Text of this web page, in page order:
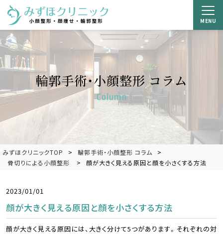
MENU
輪郭手術・小顔整形 コラム
Column
みずほクリニックTOP
輪郭手術・小顔整形 コラム
骨切りによる小顔整形
顔が大きく見える原因と顔を小さくする方法
2023/01/01
顔が大きく見える原因と顔を小さくする方法
顔が大きく見える原因には、大きく分けて5つがあります。それぞれの対